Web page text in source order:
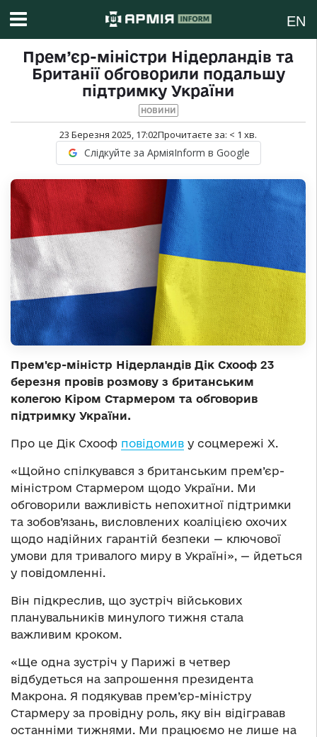
EN
Прем’єр-міністри Нідерландів та
Британії обговорили подальшу
підтримку України
НОВИНИ
23 Березня 2025, 17:02Прочитаєте за: < 1 хв.
Слідкуйте за АрміяInform в Google
Прем'єр-міністр Нідерландів Дік Схооф 23
березня провів розмову з британським
колегою Кіром Стармером та обговорив
підтримку України.
Про це Дік Схооф повідомив у соцмережі Х.
«Щойно спілкувався з британським прем’єр-
міністром Стармером щодо України. Ми
обговорили важливість непохитної підтримки
та зобов’язань, висловлених коаліцією охочих
щодо надійних гарантій безпеки — ключової
умови для тривалого миру в Україні», — йдеться
у повідомленні.
Він підкреслив, що зустріч військових
планувальників минулого тижня стала
важливим кроком.
«Ще одна зустріч у Парижі в четвер
відбудеться на запрошення президента
Макрона. Я подякував прем’єр-міністру
Стармеру за провідну роль, яку він відігравав
останніми тижнями. Ми працюємо не лише на